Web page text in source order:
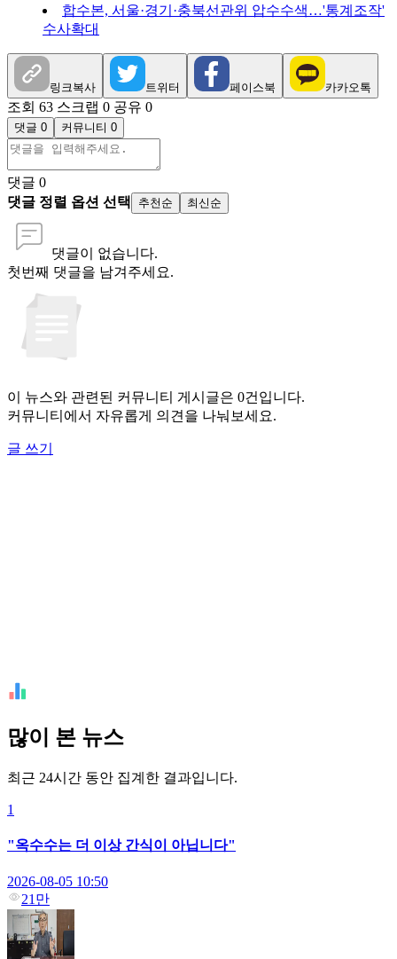
합수본, 서울·경기·충북선관위 압수수색…'통계조작'
수사확대
링크복사 트위터 페이스북 카카오톡
조회 63 스크랩 0 공유 0
댓글 0 커뮤니티 0
댓글 0
댓글 정렬 옵션 선택
추천순 최신순
댓글이 없습니다.
첫번째 댓글을 남겨주세요.
이 뉴스와 관련된 커뮤니티 게시글은 0건입니다.
커뮤니티에서 자유롭게 의견을 나눠보세요.
글 쓰기
많이 본 뉴스
최근 24시간 동안 집계한 결과입니다.
1
"옥수수는 더 이상 간식이 아닙니다"
2026-08-05 10:50
21만